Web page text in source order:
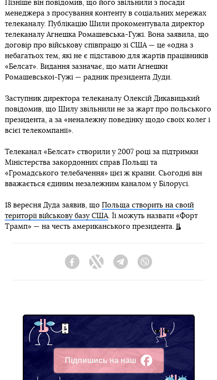
Пізніше він повідомив, що його звільнили з посади
менеджера з просування контенту в соціальних мережах
телеканалу. Публікацію Шили прокоментувала директор
телеканалу Агнешка Ромашевська-Гужі. Вона заявила, що
договір про військову співпрацю зі США — це «одна з
небагатьох тем, які не є підставою для жартів працівників
«Белсат». Видання зазначає, що мати Агнешки
Ромашевської-Гужі — радник президента Дуди.
Заступник директора телеканалу Олексій Дикавицький
повідомив, що Шилу звільнили не за жарт про польського
президента, а за «неналежну поведінку щодо своїх колег і
всієї телекомпанії».
Телеканал «Белсат» створили у 2007 році за підтримки
Міністерства закордонних справ Польщі та
«Громадського телебачення» цієї ж країни. Сьогодні він
вважається єдиним незалежним каналом у Білорусі.
18 вересня Дуда заявив, що Польща створить на своїй
території військову базу США. Її можуть назвати «Форт
Трамп» — на честь американського президента.
FacebookTwitter Telegram
Підпишись на наш
Facebook